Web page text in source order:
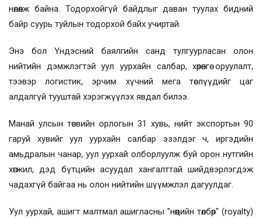
нөлөөлж байна. Тодорхойгүй байдлыг даван туулах бидний
байр суурь туйлын тодорхой байх учиртай.
Энэ бол Үндэсний баялгийн санд тулгуурласан олон
нийтийн дэмжлэгтэй уул уурхайн салбар, хөрөнгө оруулалт,
тээвэр логистик, эрчим хүчний мега төслүүдийг цаг
алдалгүй тууштай хэрэгжүүлэх явдал билээ.
Манай улсын төсвийн орлогын 31 хувь, нийт экспортын 90
гаруй хувийг уул уурхайн салбар эзэлдэг ч, иргэдийн
амьдралын чанар, уул уурхай олборлуулж буй орон нутгийн
хөгжил, дэд бүтцийн асуудал хангалттай шийдвэрлэгдэж
чадахгүй байгаа нь олон нийтийн шүүмжлэл дагуулдаг.
Уул уурхай, ашигт малтмал ашигласны "нөөцийн төлбөр" (royalty)